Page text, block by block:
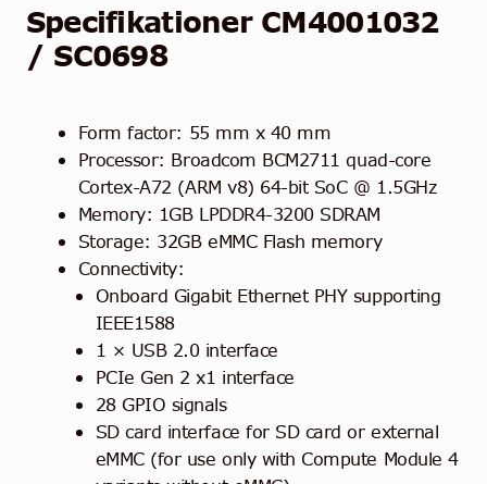
Specifikationer CM4001032
/ SC0698
Form factor: 55 mm x 40 mm
Processor: Broadcom BCM2711 quad-core
Cortex-A72 (ARM v8) 64-bit SoC @ 1.5GHz
Memory: 1GB LPDDR4-3200 SDRAM
Storage: 32GB eMMC Flash memory
Connectivity:
Onboard Gigabit Ethernet PHY supporting
IEEE1588
1 × USB 2.0 interface
PCIe Gen 2 x1 interface
28 GPIO signals
SD card interface for SD card or external
eMMC (for use only with Compute Module 4